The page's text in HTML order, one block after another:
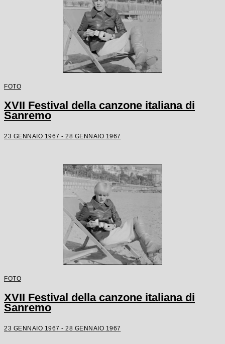
FOTO
XVII Festival della canzone italiana di
Sanremo
23 GENNAIO 1967 - 28 GENNAIO 1967
FOTO
XVII Festival della canzone italiana di
Sanremo
23 GENNAIO 1967 - 28 GENNAIO 1967